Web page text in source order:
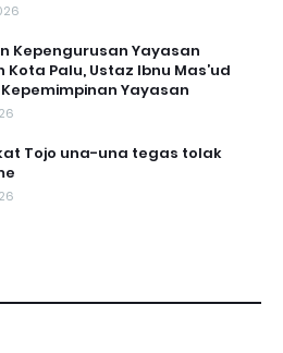
Kepengurusan Yayasan
Kota Palu, Ustaz Ibnu Mas’ud
Yayasan
Tojo una-una tegas tolak